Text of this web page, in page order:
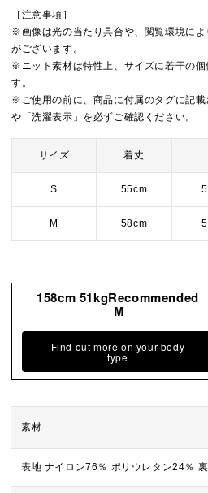
［注意事項］
※画像は光の当たり具合や、閲覧環境に
がございます。
※ニット素材は特性上、サイズに若干の個
す。
※ご使用の前に、商品に付属のタグに記載
や「洗濯表示」を必ずご確認ください。
サイズ 着丈
S 55cm
M 58cm
158cm 51kgRecommended
M
Find out more on your body
type
素材
表地 ナイロン76％ ポリウレタン24％